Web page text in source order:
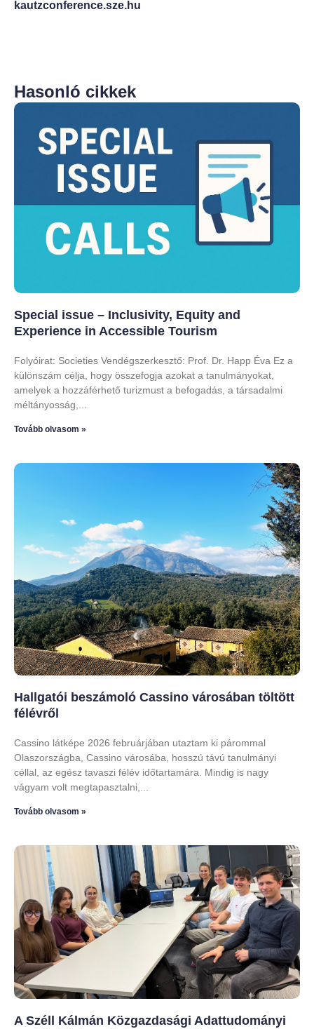
kautzconference.sze.hu
Hasonló cikkek
Special issue – Inclusivity, Equity and
Experience in Accessible Tourism
Folyóirat: Societies Vendégszerkesztő: Prof. Dr. Happ Éva Ez a
különszám célja, hogy összefogja azokat a tanulmányokat,
amelyek a hozzáférhető turizmust a befogadás, a társadalmi
méltányosság,
Tovább olvasom »
Hallgatói beszámoló Cassino városában töltött
félévről
Cassino látképe 2026 februárjában utaztam ki párommal
Olaszországba, Cassino városába, hosszú távú tanulmányi
céllal, az egész tavaszi félév időtartamára. Mindig is nagy
vágyam volt megtapasztalni,
Tovább olvasom »
A Széll Kálmán Közgazdasági Adattudományi